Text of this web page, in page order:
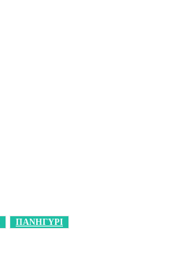
ΠΑΝΗΓΥΡΙ